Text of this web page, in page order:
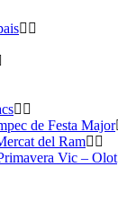
de Festa Major
del Ram
Vic – Olot